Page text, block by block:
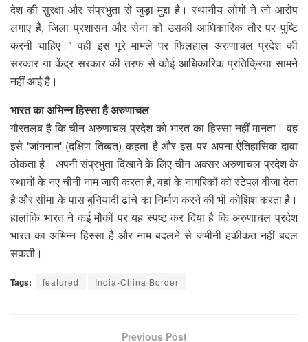
देश की सुरक्षा और संप्रभुता से जुड़ा मुद्दा है। स्थानीय लोगों ने जो आरोप
लगाए हैं, जिला प्रशासन और सेना को उसकी आधिकारिक तौर पर पुष्टि
करनी चाहिए।" वहीं इस पूरे मामले पर फिलहाल अरुणाचल प्रदेश की
सरकार या केंद्र सरकार की तरफ से कोई आधिकारिक प्रतिक्रिया सामने
नहीं आई है।
भारत का अभिन्न हिस्सा है अरुणाचल
गौरतलब है कि चीन अरुणाचल प्रदेश को भारत का हिस्सा नहीं मानता। वह
इसे 'जांगनान' (दक्षिण तिब्बत) कहता है और इस पर अपना ऐतिहासिक दावा
ठोकता है। अपनी संप्रभुता दिखाने के लिए चीन अक्सर अरुणाचल प्रदेश के
स्थानों के नए चीनी नाम जारी करता है, वहां के नागरिकों को स्टेपल वीजा देता
है और सीमा के पास बुनियादी ढांचे का निर्माण करने की भी कोशिश करता है।
हालांकि भारत ने कई मौकों पर यह स्पष्ट कर दिया है कि अरुणाचल प्रदेश
भारत का अभिन्न हिस्सा है और नाम बदलने से जमीनी हकीकत नहीं बदल
सकती।
Tags: featured India-China Border
Previous Post